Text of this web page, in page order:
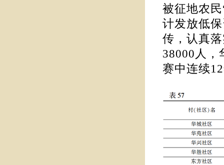
被征地农
计发放低
传，认真
38000人，
赛中连续